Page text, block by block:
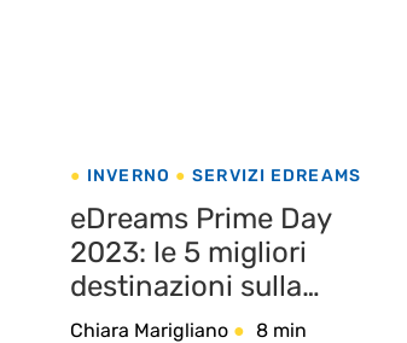
INVERNO SERVIZI EDREAMS
eDreams Prime Day
2023: le 5 migliori
destinazioni sulla
neve
Chiara Marigliano 8 min